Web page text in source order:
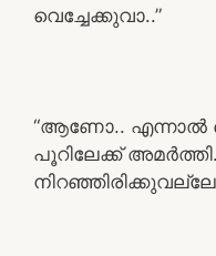
വെച്ചേക്കുവാ..”
“ആണോ.. എന്നാൽ
പൂറിലേക്ക്